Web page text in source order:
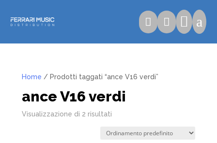
   a
Home / Prodotti taggati “ance V16 verdi”
ance V16 verdi
Visualizzazione di 2 risultati